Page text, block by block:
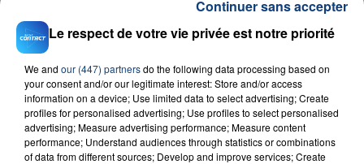
La mesure entre en vigueur pour un mois, elle
pourra être prolongée en fonction de l'évolution de
la situation sanitaire
RADIO CONTACT
Le respect de votre vie privée est notre priorité
We and our (447) partnersdo the following data processing based on
your consent and/or our legitimate interest: Store and/or access
information on a device; Use limited data to select advertising; Create
profiles for personalised advertising; Use profiles to select personalised
advertising; Measure advertising performance; Measure content
performance; Understand audiences through statistics or combinations
of data from different sources; Develop and improve services; Create
Continuer sans accepter